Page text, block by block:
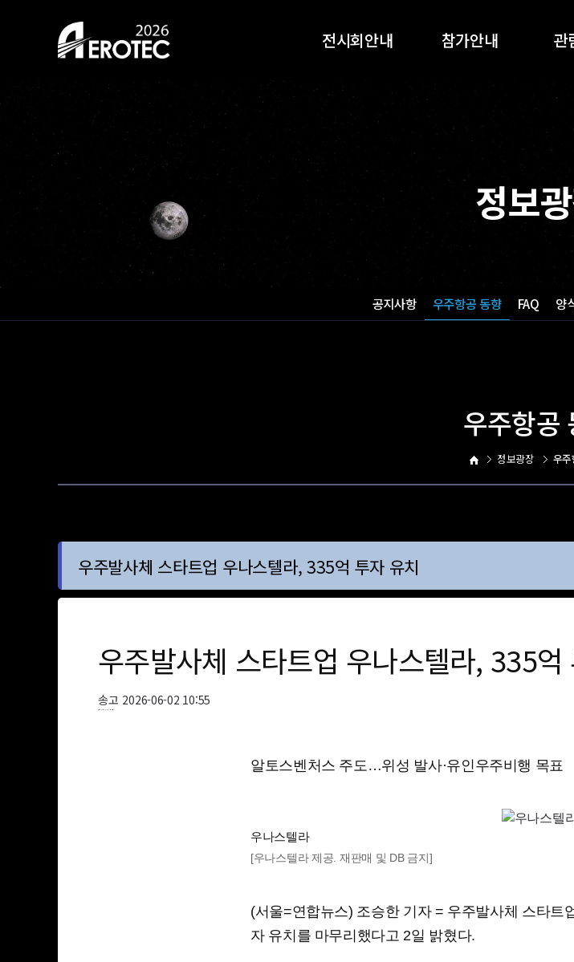
전시회안내
전시품목
참가안내
온라인 참가신청
스폰서십
관
온라
부
참가
정보
공지사항 우주항공 동향 FAQ 양
정보광장 우
우주항공
우주발사체 스타트업 우나스텔라, 335억 투자 유치
우주발사체 스타트업 우나스텔라, 335억
송고 2026-06-02 10:55
알토스벤처스 주도…위성 발사·유인우주비행 목표
우나스텔라
[우나스텔라 제공. 재판매 및 DB 금지]
(서울=연합뉴스) 조승한 기자 = 우주발사체 스타트
자 유치를 마무리했다고 2일 밝혔다.